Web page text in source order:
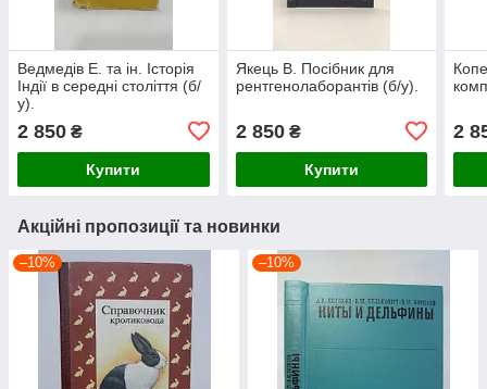
Ведмедів Е. та ін. Історія
Індії в середні століття (б/
у).
2 850 ₴
Купити
Якець В. Посібник для
рентгенолаборантів (б/у).
2 850₴
Купити
2
Акційні пропозиції та новинки
–10% –10%